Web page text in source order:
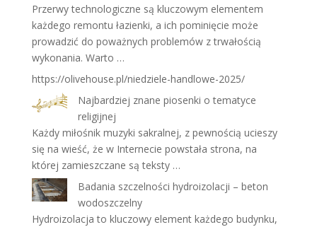
Przerwy technologiczne są kluczowym elementem
każdego remontu łazienki, a ich pominięcie może
prowadzić do poważnych problemów z trwałością
wykonania. Warto …
https://olivehouse.pl/niedziele-handlowe-2025/
Najbardziej znane piosenki o tematyce
religijnej
Każdy miłośnik muzyki sakralnej, z pewnością ucieszy
się na wieść, że w Internecie powstała strona, na
której zamieszczane są teksty …
Badania szczelności hydroizolacji – beton
wodoszczelny
Hydroizolacja to kluczowy element każdego budynku,